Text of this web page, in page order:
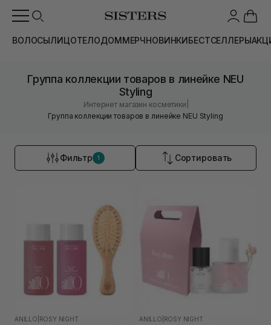
ВОЛОСЫЛИЦОТЕЛОДОММЕРЧНОВИНКИБЕСТСЕЛЛЕРЫ
Группа коллекции товаров в линейке NEU
Styling
Интернет магазин косметики
Группа коллекции товаров в линейке NEU Styling
Фильтр 1 Сортировать
ANILLO ROSY NIGHT ANILLO ROSY NIGHT